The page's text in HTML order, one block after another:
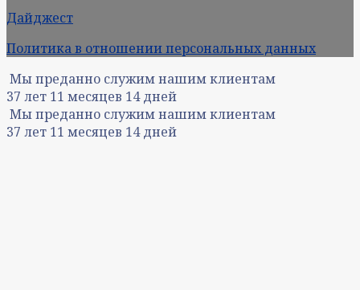
Дайджест
Политика в отношении персональных данных
Мы преданно служим нашим клиентам
37 лет 11 месяцев 14дней
Мы преданно служим нашим клиентам
37 лет 11 месяцев 14дней